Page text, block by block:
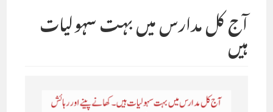
آج کل مدارس میں بہت سہولیات
ہیں